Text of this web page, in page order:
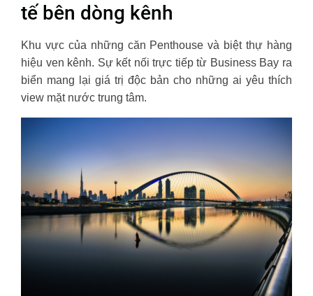
tế bên dòng kênh
Khu vực của những căn Penthouse và biệt thự hàng
hiệu ven kênh. Sự kết nối trực tiếp từ Business Bay ra
biển mang lại giá trị độc bản cho những ai yêu thích
view mặt nước trung tâm.